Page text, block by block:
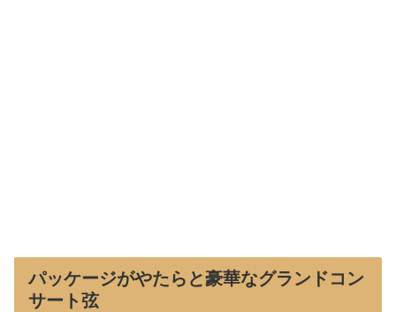
パッケージがやたらと豪華なグランドコン
サート弦